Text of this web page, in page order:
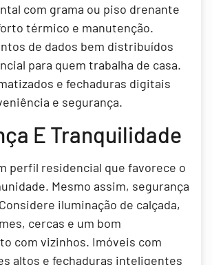
com grama ou piso drenante
térmico e manutenção.
de dados bem distribuídos
para quem trabalha de casa.
e fechaduras digitais
e segurança.
E Tranquilidade
perfil residencial que favorece o
Mesmo assim, segurança
iluminação de calçada,
cercas e um bom
com vizinhos. Imóveis com
altos e fechaduras inteligentes